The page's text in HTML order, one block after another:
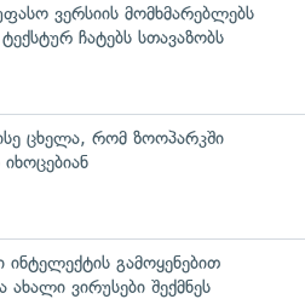
ვერსიის მომხმარებლებს
ჩატებს სთავაზობს
ცხელა, რომ ზოოპარკში
გამოყენებით
ახალი ვირუსები შექმნეს